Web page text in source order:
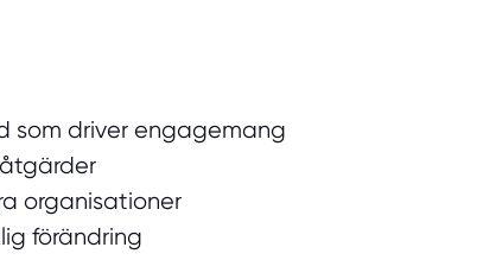
som driver engagemang
organisationer
förändring